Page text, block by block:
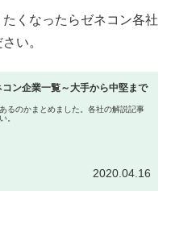
くなったらゼネコン各社
い。
コン企業一覧～大手から中堅まで
るのかまとめました。各社の解説記事
。
2020.04.16